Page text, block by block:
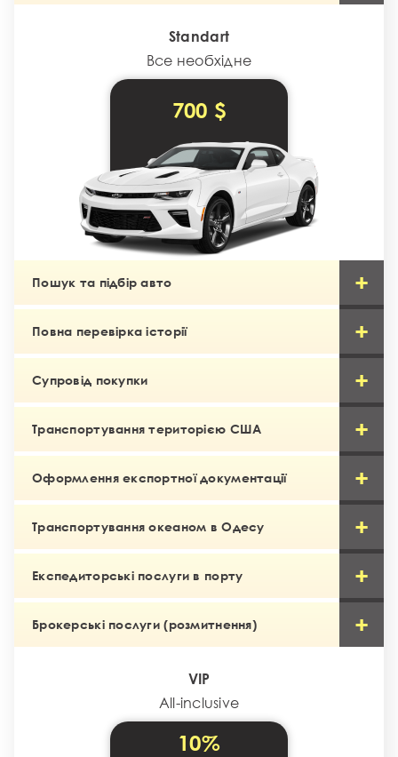
Standart
Все необхідне
700 $
Пошук та підбір авто
Повна перевірка історії
Супровід покупки
Транспортування територією США
Оформлення експортної документації
Транспортування океаном в Одесу
Експедиторські послуги в порту
Брокерські послуги (розмитнення)
VIP
All-inclusive
10%